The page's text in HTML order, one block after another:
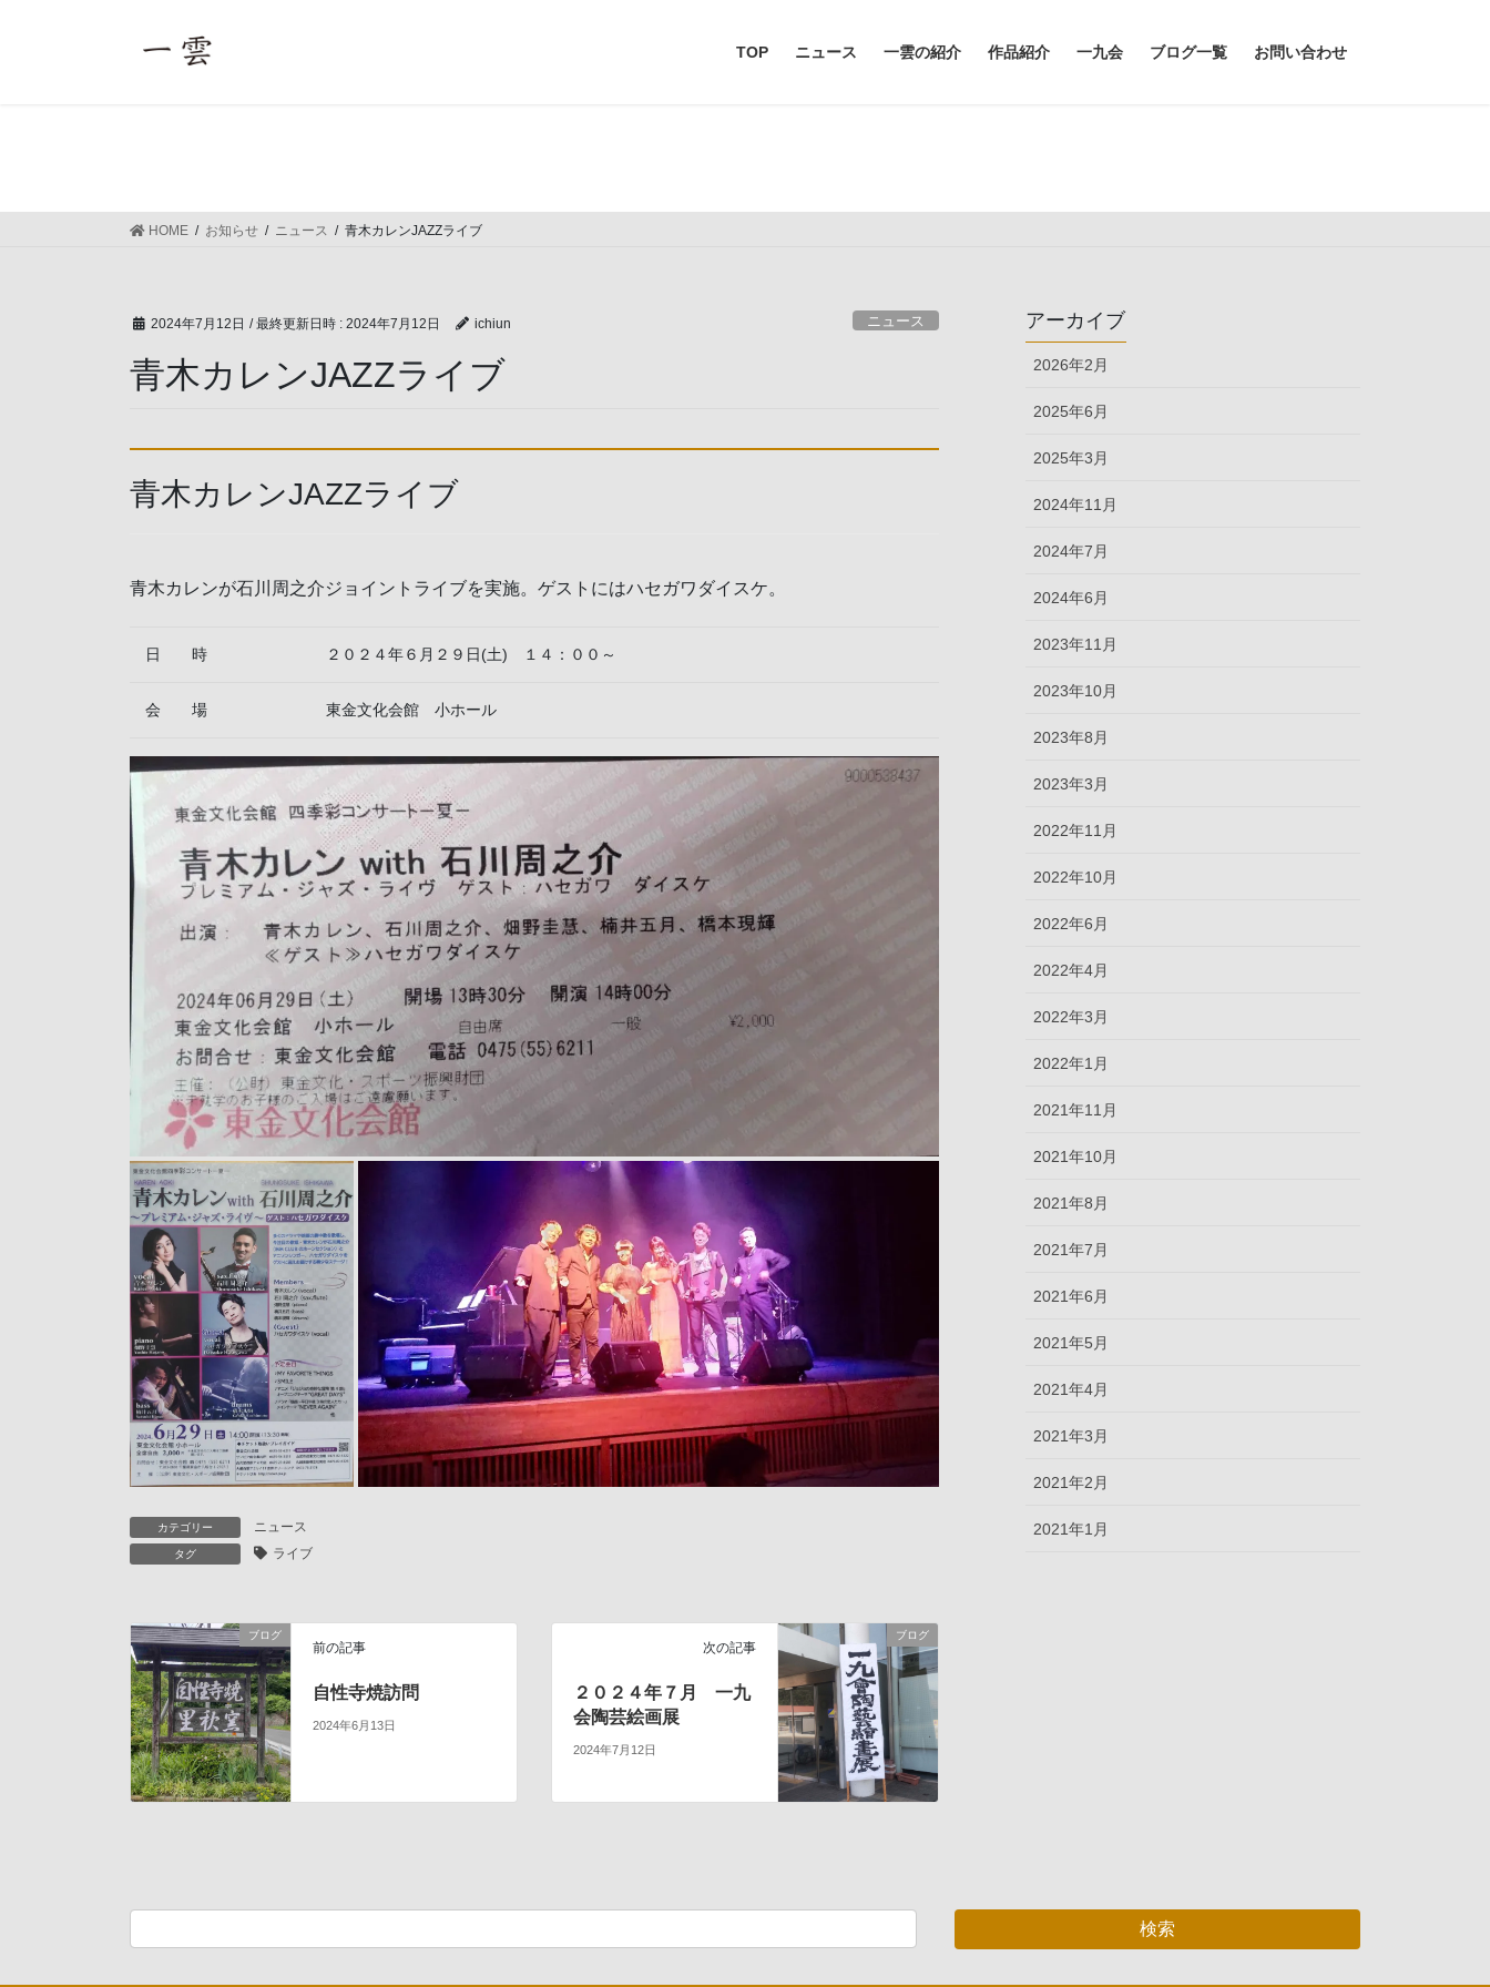
TOP ニュース 一雲の紹介 作品紹介 一九会 ブログ一覧 お問い合わせ
HOME お知らせ ニュース 青木カレンJAZZライブ
2024年7月12日 / 最終更新日時 : 2024年7月12日 ichiun ニュース
青木カレンJAZZライブ
青木カレンJAZZライブ
青木カレンが石川周之介ジョイントライブを実施。ゲストにはハセガワダイスケ。
日 時 ２０２４年６月２９日(土) １４：００～
会 場 東金文化会館 小ホール
カテゴリー ニュース
タグ ライブ
ブログ
前の記事
自性寺焼訪問
2024年6月13日
ブログ
次の記事
２０２４年７月 一九
会陶芸絵画展
2024年7月12日
アーカイブ
2026年2月
2025年6月
2025年3月
2024年11月
2024年7月
2024年6月
2023年11月
2023年10月
2023年8月
2023年3月
2022年11月
2022年10月
2022年6月
2022年4月
2022年3月
2022年1月
2021年11月
2021年10月
2021年8月
2021年7月
2021年6月
2021年5月
2021年4月
2021年3月
2021年2月
2021年1月